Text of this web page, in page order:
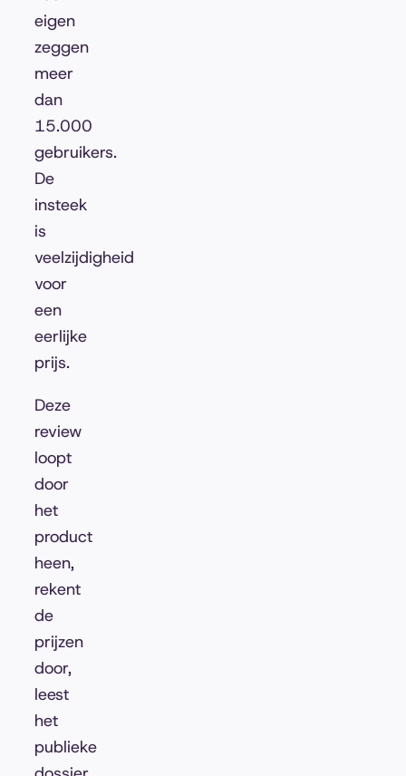
eigen
zeggen
meer
dan
15.000
gebruikers.
De
insteek
is
veelzijdigheid
voor
een
eerlijke
prijs.
Deze
review
loopt
door
het
product
heen,
rekent
de
prijzen
door,
leest
het
publieke